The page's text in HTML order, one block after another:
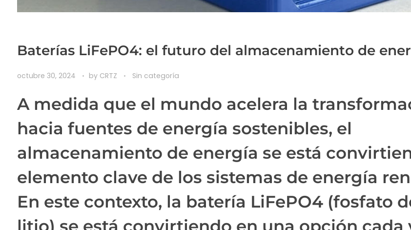
Baterías LiFePO4: el futuro del almacenamiento de
octubre 30, 2024 by CRTZ Sin categoría
A medida que el mundo acelera la
hacia fuentes de energía sostenibles, el
almacenamiento de energía se está
elemento clave de los sistemas de energía
En este contexto, la batería LiFePO4 (fosfato
litio) se está convirtiendo en una opción cada